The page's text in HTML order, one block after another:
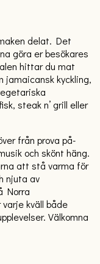
delat. Det
göra er besökares
hittar du mat
jamaicansk kyckling,
steak n’ grill eller
från prova på-
och skönt häng.
att stå varma för
njuta av
Norra
kväll både
Välkomna